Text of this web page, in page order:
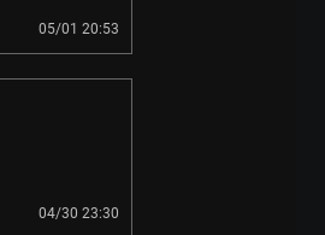
05/01 20:53
04/30 23:30